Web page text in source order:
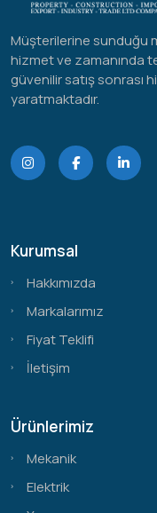
Müşterilerine sunduğu
hizmet ve zamanında
güvenilir satış sonrası
yaratmaktadır.
Kurumsal
Hakkımızda
Markalarımız
Fiyat Teklifi
İletişim
Ürünlerimiz
Mekanik
Elektrik